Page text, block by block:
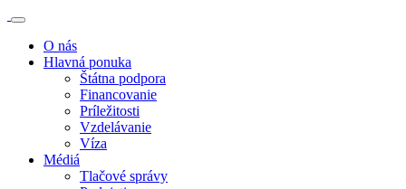
O nás
Hlavná ponuka
Štátna podpora
Financovanie
Príležitosti
Vzdelávanie
Víza
Médiá
Tlačové správy